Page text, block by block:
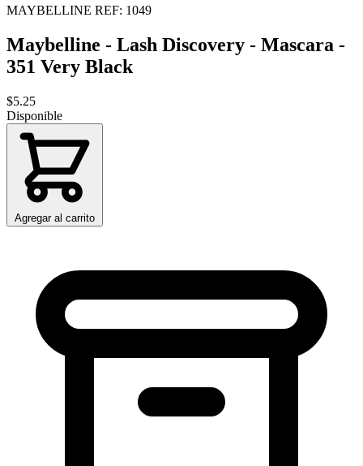
MAYBELLINE REF: 1049
Maybelline - Lash Discovery - Mascara -
351 Very Black
$5.25
Disponible
Agregar al carrito